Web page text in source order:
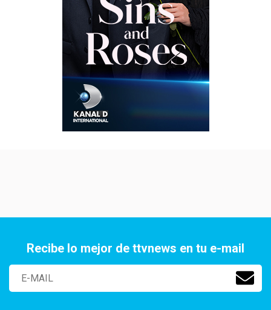
Recibe lo mejor de ttvnews en tu e-mail